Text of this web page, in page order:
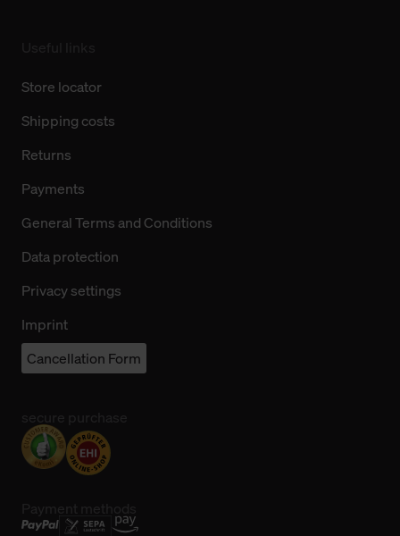
Store locator
Shipping costs
Returns
Payments
General Terms and Conditions
Data protection
Privacy settings
Imprint
Cancellation Form